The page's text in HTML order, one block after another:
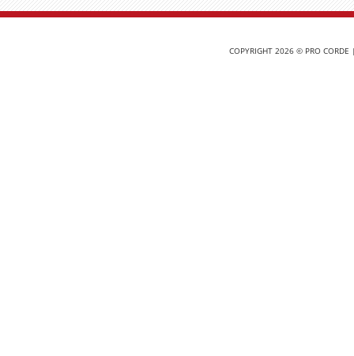
COPYRIGHT 2026 © PRO CORDE